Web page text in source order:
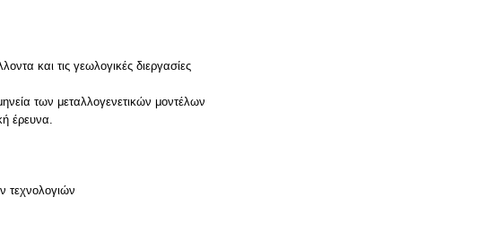
και τις γεωλογικές διεργασίες
των μεταλλογενετικών μοντέλων
έρευνα.
τεχνολογιών